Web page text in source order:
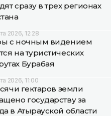
сразу в трех регионах
2026, 12:28
с ночным видением
на туристических
Бурабая
2026, 11:00
гектаров земли
государству за
в Атырауской области